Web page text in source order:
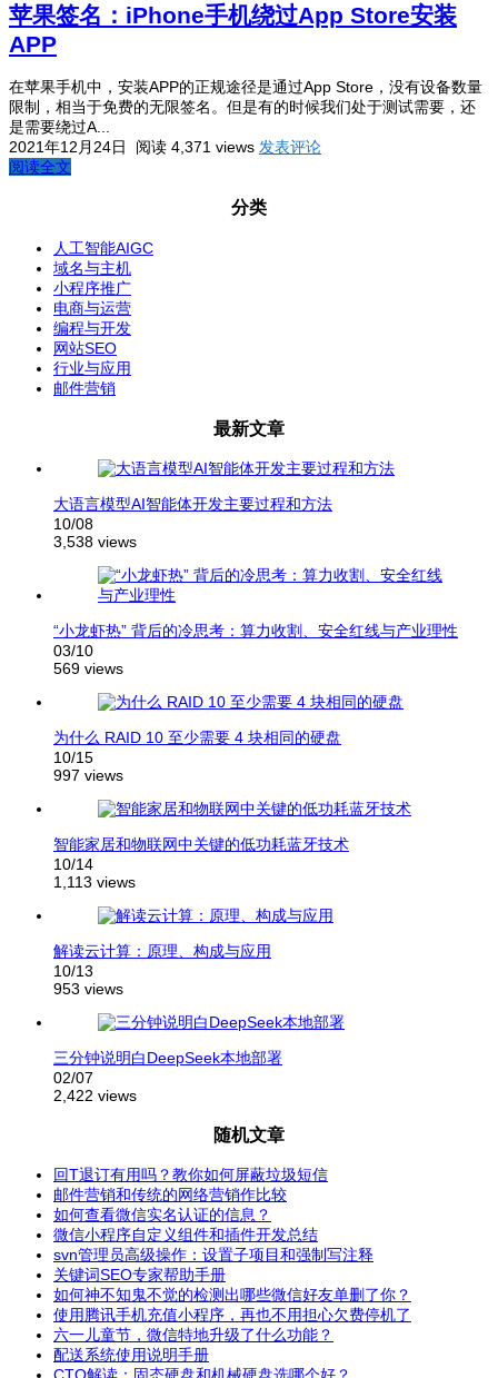
苹果签名：iPhone手机绕过App Store安装
APP
在苹果手机中，安装APP的正规途径是通过App Store，没有设备数量
限制，相当于免费的无限签名。但是有的时候我们处于测试需要，还
是需要绕过A...
2021年12月24日
阅读 4,371 views 发表评论
阅读全文
分类
人工智能AIGC
域名与主机
小程序推广
电商与运营
编程与开发
网站SEO
行业与应用
邮件营销
最新文章
大语言模型AI智能体开发主要过程和方法
10/08
3,538 views
“小龙虾热” 背后的冷思考：算力收割、安全红线与产业理性
03/10
569 views
为什么 RAID 10 至少需要 4 块相同的硬盘
10/15
997 views
智能家居和物联网中关键的低功耗蓝牙技术
10/14
1,113 views
解读云计算：原理、构成与应用
10/13
953 views
三分钟说明白DeepSeek本地部署
02/07
2,422 views
随机文章
回T退订有用吗？教你如何屏蔽垃圾短信
邮件营销和传统的网络营销作比较
如何查看微信实名认证的信息？
微信小程序自定义组件和插件开发总结
svn管理员高级操作：设置子项目和强制写注释
关键词SEO专家帮助手册
如何神不知鬼不觉的检测出哪些微信好友单删了你？
使用腾讯手机充值小程序，再也不用担心欠费停机了
六一儿童节，微信特地升级了什么功能？
配送系统使用说明手册